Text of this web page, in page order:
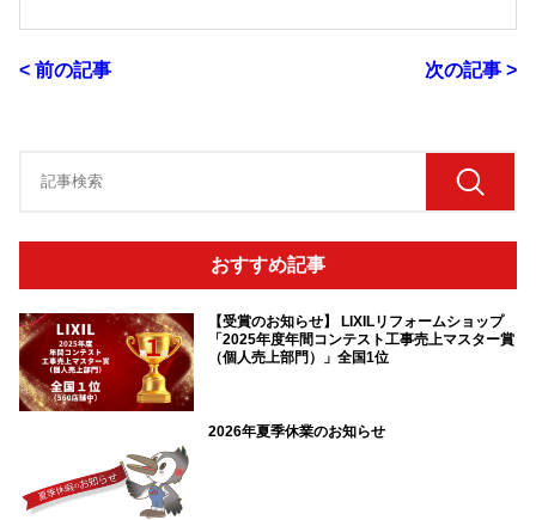
< 前の記事 次の記事 >
おすすめ記事
【受賞のお知らせ】 LIXILリフォームショップ
「2025年度年間コンテスト工事売上マスター賞
（個人売上部門）」全国1位
2026年夏季休業のお知らせ